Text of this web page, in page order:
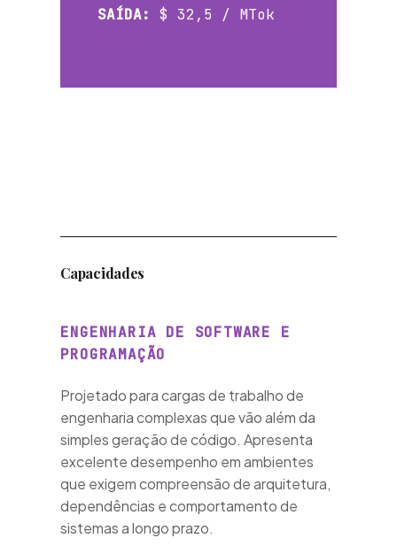
SAÍDA: $ 32,5 / MTok
Capacidades
ENGENHARIA DE SOFTWARE E
PROGRAMAÇÃO
Projetado para cargas de trabalho de
engenharia complexas que vão além da
simples geração de código. Apresenta
excelente desempenho em ambientes
que exigem compreensão de arquitetura,
dependências e comportamento de
sistemas a longo prazo.